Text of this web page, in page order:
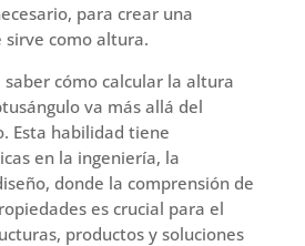
para crear una
como altura.
cómo calcular la altura
va más allá del
Esta habilidad tiene
en la ingeniería, la
donde la comprensión de
es crucial para el
productos y soluciones